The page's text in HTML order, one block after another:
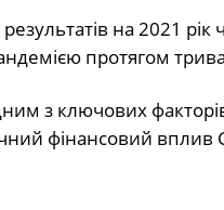
на 2021 рік
протягом
з ключових
фінансовий вплив